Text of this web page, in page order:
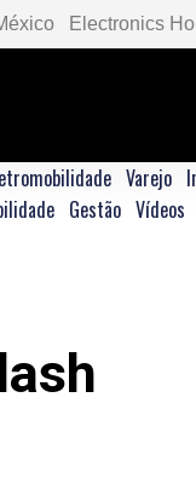
Electronics
Varejo
Gestão Vídeos